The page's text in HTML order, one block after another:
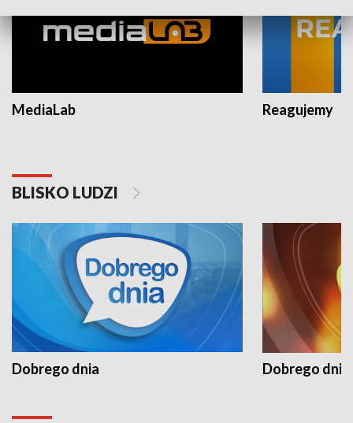
MediaLab Reagujemy
BLISKO LUDZI
Dobrego dnia Dobrego dnia